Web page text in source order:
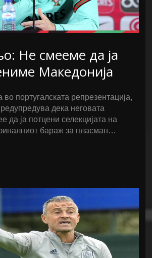
Не смееме да ја
Македонија
во португалската репрезентација,
дека неговата
да ја потцени селекцијата на
бараж за пласман…